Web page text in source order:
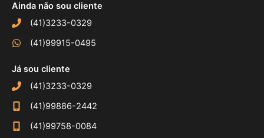
Ainda não sou cliente
(41)3233-0329
(41)99915-0495
Já sou cliente
(41)3233-0329
(41)99886-2442
(41)99758-0084